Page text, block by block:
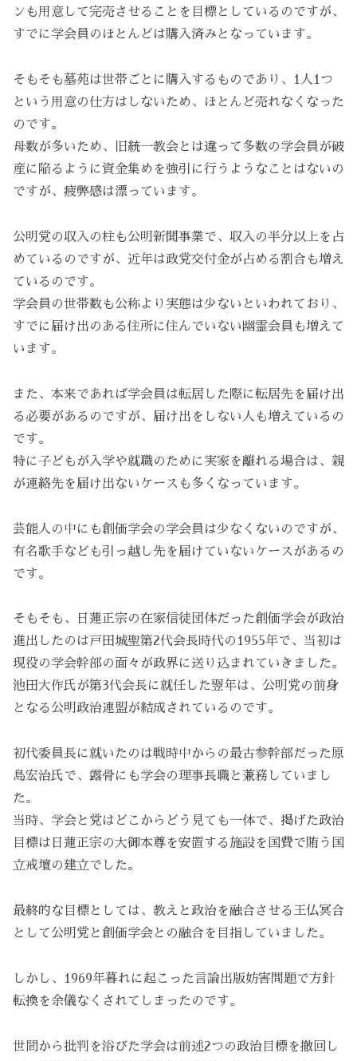
ンも用意して完売させることを目標としているのですが、
すでに学会員のほとんどは購入済みとなっています。
そもそも墓苑は世帯ごとに購入するものであり、1人1つ
という用意の仕方はしないため、ほとんど売れなくなった
のです。
母数が多いため、旧統一教会とは違って多数の学会員が破
産に陥るように資金集めを強引に行うようなことはないの
ですが、疲弊感は漂っています。
公明党の収入の柱も公明新聞事業で、収入の半分以上を占
めているのですが、近年は政党交付金が占める割合も増え
ているのです。
学会員の世帯数も公称より実態は少ないといわれており、
すでに届け出のある住所に住んでいない幽霊会員も増えて
います。
また、本来であれば学会員は転居した際に転居先を届け出
る必要があるのですが、届け出をしない人も増えているの
です。
特に子どもが入学や就職のために実家を離れる場合は、親
が連絡先を届け出ないケースも多くなっています。
芸能人の中にも創価学会の学会員は少なくないのですが、
有名歌手なども引っ越し先を届けていないケースがあるの
です。
そもそも、日蓮正宗の在家信徒団体だった創価学会が政治
進出したのは戸田城聖第2代会長時代の1955年で、当初は
現役の学会幹部の面々が政界に送り込まれていきました。
池田大作氏が第3代会長に就任した翌年は、公明党の前身
となる公明政治連盟が結成されているのです。
初代委員長に就いたのは戦時中からの最古参幹部だった原
島宏治氏で、露骨にも学会の理事長職と兼務していまし
た。
当時、学会と党はどこからどう見ても一体で、掲げた政治
目標は日蓮正宗の大御本尊を安置する施設を国費で賄う国
立戒壇の建立でした。
最終的な目標としては、教えと政治を融合させる王仏冥合
として公明党と創価学会との融合を目指していました。
しかし、1969年暮れに起こった言論出版妨害問題で方針
転換を余儀なくされてしまったのです。
世間から批判を浴びた学会は前述2つの政治目標を撤回し